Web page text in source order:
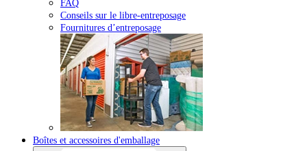
FAQ
Conseils sur le libre-entreposage
Fournitures d’entreposage
Boîtes et accessoires d'emballage